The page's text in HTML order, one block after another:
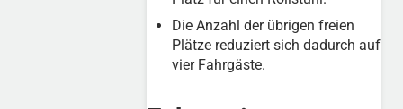
Die Anzahl der übrigen freien
Plätze reduziert sich dadurch auf
vier Fahrgäste.